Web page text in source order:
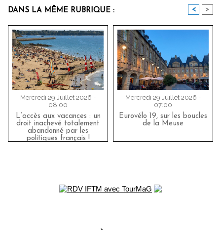
DANS LA MÊME RUBRIQUE : < >
Mercredi 29 Juillet 2026 -
08:00
L’accès aux vacances : un
droit inachevé totalement
abandonné par les
politiques français !
Mercredi 29 Juillet 2026 -
07:00
Eurovélo 19, sur les boucles
de la Meuse